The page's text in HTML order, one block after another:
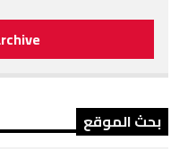
بحث الموقع